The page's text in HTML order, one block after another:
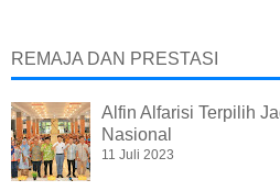
REMAJA DAN PRESTASI
Alfin Alfarisi Terpilih
Nasional
11 Juli 2023